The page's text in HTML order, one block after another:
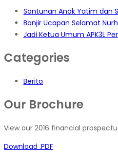
Santunan Anak Yatim dan
Banjir Ucapan Selamat
Jadi Ketua Umum APK3L
Categories
Berita
Our Brochure
View our 2016 financial
Download .PDF